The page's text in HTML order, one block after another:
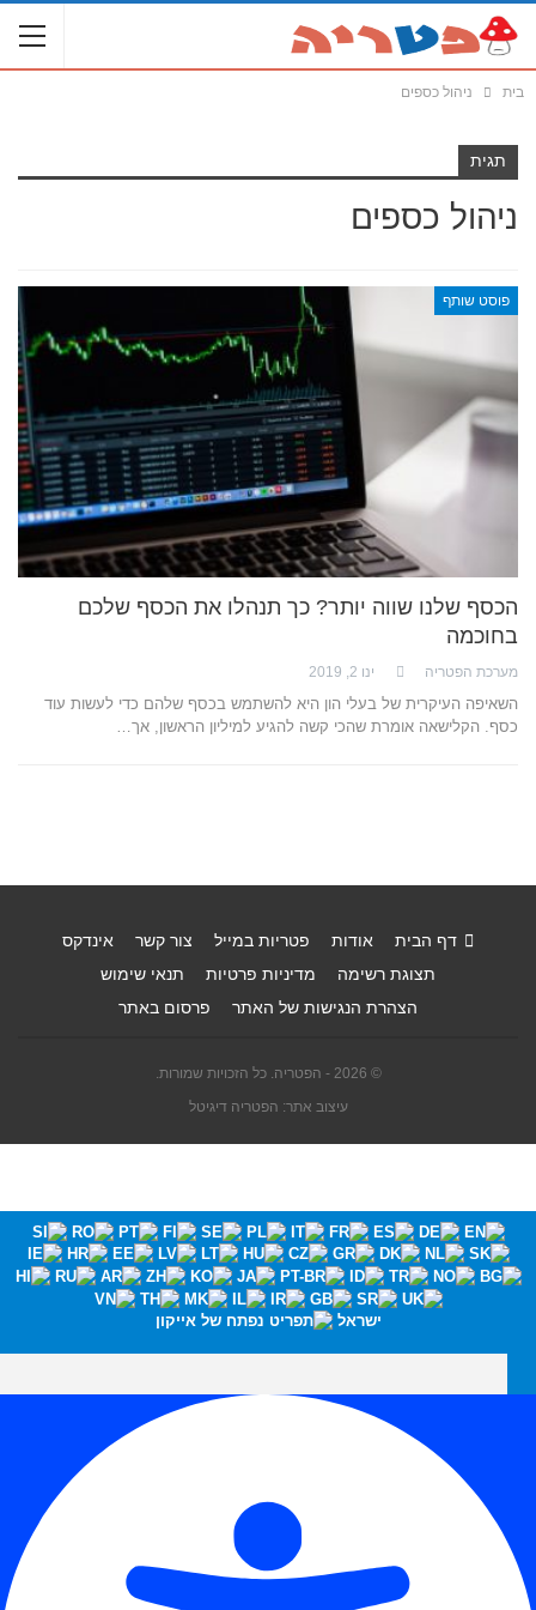
בית ניהול כספים
תגית
ניהול כספים
פוסט שותף
הכסף שלנו שווה יותר? כך תנהלו את הכסף שלכם
בחוכמה
מערכת הפטריה ינו 2, 2019
השאיפה העיקרית של בעלי הון היא להשתמש בכסף שלהם כדי לעשות עוד
כסף. הקלישאה אומרת שהכי קשה להגיע למיליון הראשון, אך…
דף הבית אודות פטריות במייל צור קשר
אינדקס
תצוגת רשימה
מדיניות פרטיות
תנאי שימוש
הצהרת הנגישות של האתר
פרסום באתר
© 2026 - הפטריה. כל הזכויות שמורות.
עיצוב אתר: הפטריה דיגיטל
ישראל